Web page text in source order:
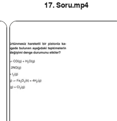
17. Soru.mp4